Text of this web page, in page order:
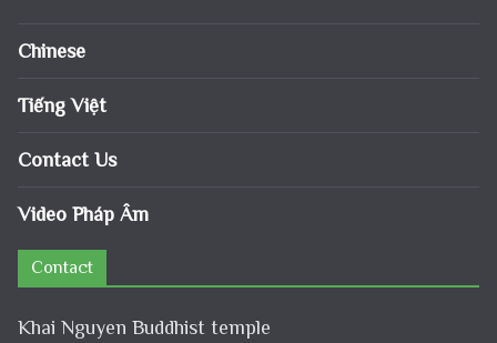
Chinese
Tiếng Việt
Contact Us
Video Pháp Âm
Contact
Khai Nguyen Buddhist temple